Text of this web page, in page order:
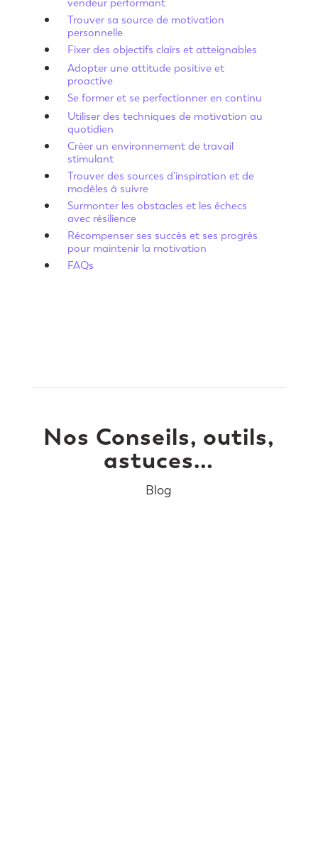
vendeur performant
Trouver sa source de motivation
personnelle
Fixer des objectifs clairs et atteignables
Adopter une attitude positive et
proactive
Se former et se perfectionner en continu
Utiliser des techniques de motivation au
quotidien
Créer un environnement de travail
stimulant
Trouver des sources d'inspiration et de
modèles à suivre
Surmonter les obstacles et les échecs
avec résilience
Récompenser ses succès et ses progrès
pour maintenir la motivation
FAQs
Nos Conseils, outils,
astuces…
Blog